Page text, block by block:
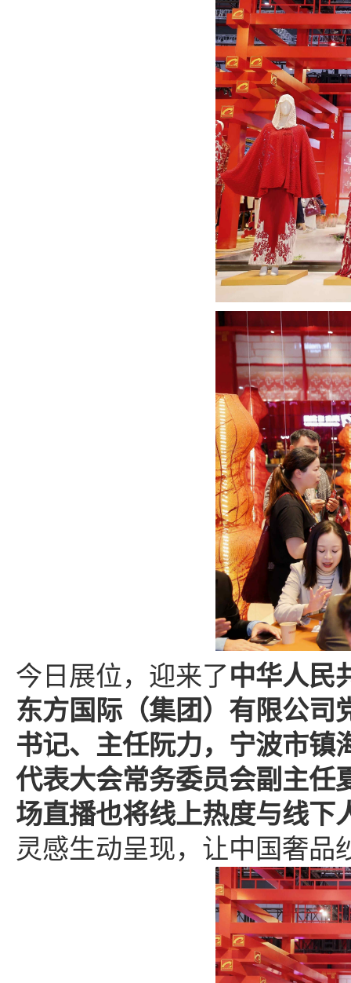
今日展位，迎来了中华人民
东方国际（集团）有限公司
书记、主任阮力，宁波市镇
代表大会常务委员会副主任
场直播也将线上热度与线下
灵感生动呈现，让中国奢品